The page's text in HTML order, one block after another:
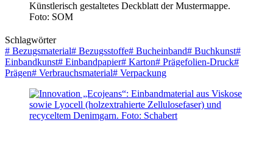
Künstlerisch gestaltetes Deckblatt der Mustermappe.
Foto: SOM
Schlagwörter
# Bezugsmaterial# Bezugsstoffe# Bucheinband# Buchkunst#
Einbandkunst# Einbandpapier# Karton# Prägefolien-Druck#
Prägen# Verbrauchsmaterial# Verpackung